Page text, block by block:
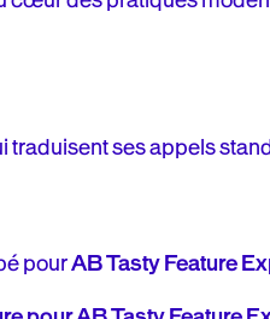
traduisent ses appels
pourAB Tasty Feature